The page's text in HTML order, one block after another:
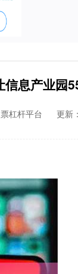
息产业园
杠杆平台
更新